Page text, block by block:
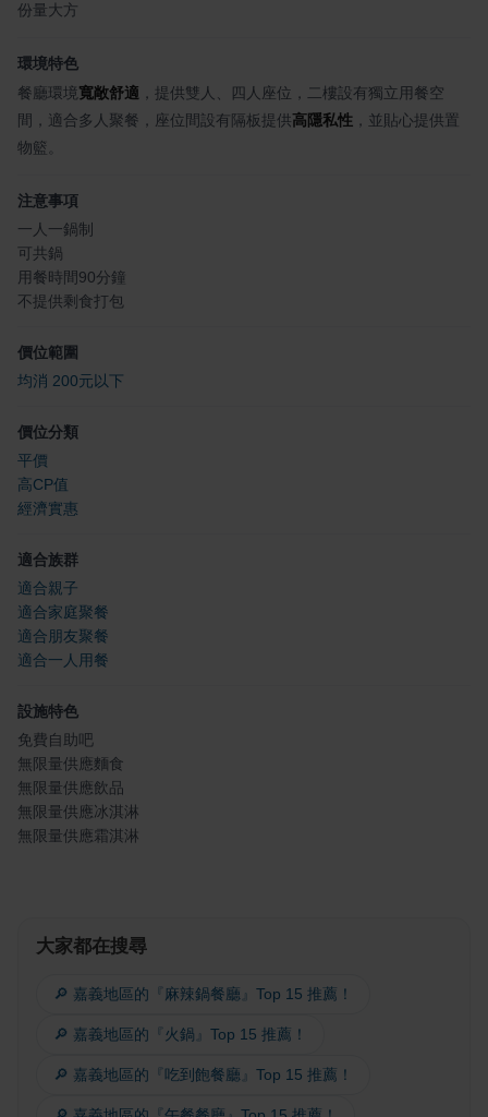
份量大方
環境特色
餐廳環境寬敞舒適 ，提供雙人、四人座位，二樓設有獨立用餐空
間，適合多人聚餐，座位間設有隔板提供高隱私性 ，並貼心提供置
物籃。
注意事項
一人一鍋制
可共鍋
用餐時間90分鐘
不提供剩食打包
價位範圍
均消 200元以下
價位分類
平價
高CP值
經濟實惠
適合族群
適合親子
適合家庭聚餐
適合朋友聚餐
適合一人用餐
設施特色
免費自助吧
無限量供應麵食
無限量供應飲品
無限量供應冰淇淋
無限量供應霜淇淋
大家都在搜尋
🔎 嘉義地區的『麻辣鍋餐廳』Top 15 推薦！
🔎 嘉義地區的『火鍋』Top 15 推薦！
🔎 嘉義地區的『吃到飽餐廳』Top 15 推薦！